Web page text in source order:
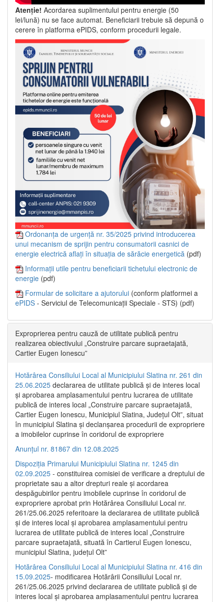
Atenție! Acordarea suplimentului pentru energie (50
lei/lună) nu se face automat. Beneficiarii trebuie să depună o
cerere în platforma ePIDS, conform procedurii legale.
Ordonanța de urgență nr. 35/2025 privind introducerea
unui mecanism de sprijin pentru consumatorii casnici de
energie electrică aflați în situația de sărăcie energetică (pdf)
Informații utile pentru beneficiarii tichetului electronic de
energie (pdf)
Formular de solicitare a ajutorului (conform platformei a
ePIDS - Serviciul de Telecomunicații Speciale - STS) (pdf)
Exproprierea pentru cauză de utilitate publică pentru
realizarea obiectivului „Construire parcare supraetajată,
Cartier Eugen Ionescu”
Hotărârea Consiliului Local al Municipiului Slatina nr. 261 din
25.06.2025 declararea de utilitate publică și de interes local
și aprobarea amplasamentului pentru lucrarea de utilitate
publică de interes local „Construire parcare supraetajată,
Cartier Eugen Ionescu, Municipiul Slatina, Județul Olt”, situat
în municipiul Slatina și declanșarea procedurii de expropriere
a imobilelor cuprinse în coridorul de expropriere
Anunțul nr. 81867 din 12.08.2025
Dispoziția Primarului Municipiului Slatina nr. 1245 din
02.09.2025 - constituirea comisiei de verificare a dreptului de
proprietate sau a altor drepturi reale și acordarea
despăgubirilor pentru imobilele cuprinse în coridorul de
expropriere aprobat prin Hotărârea Consiliului Local nr.
261/25.06.2025 referitoare la declararea de utilitate publică
și de interes local și aprobarea amplasamentului pentru
lucrarea de utilitate publică de interes local „Construire
parcare supraetajată, situată în Cartierul Eugen Ionescu,
municipiul Slatina, județul Olt”
Hotărârea Consiliului Local al Municipiului Slatina nr. 416 din
15.09.2025- modificarea Hotărârii Consiliului Local nr.
261/25.06.2025 privind declararea de utilitate publică și de
interes local și aprobarea amplasamentului pentru lucrarea